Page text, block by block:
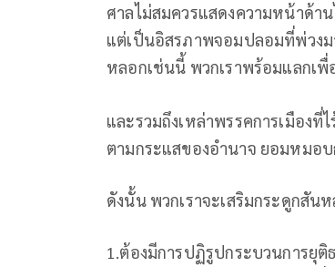
ศาลไม่สมควรแสดงความหน้าด้า
แต่เป็นอิสรภาพจอมปลอมที่พ่วง
หลอกเช่นนี้ พวกเราพร้อมแลกเ
และรวมถึงเหล่าพรรคการเมืองที่
ตามกระแสของอำนาจ ยอมหมอ
ดังนั้น พวกเราจะเสริมกระดูกสัน
1.ต้องมีการปฏิรูปกระบวนการยุ